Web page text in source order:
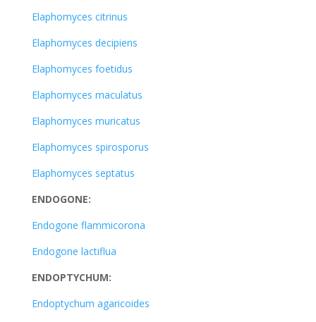
Elaphomyces citrinus
Elaphomyces decipiens
Elaphomyces foetidus
Elaphomyces maculatus
Elaphomyces muricatus
Elaphomyces spirosporus
Elaphomyces septatus
ENDOGONE:
Endogone flammicorona
Endogone lactiflua
ENDOPTYCHUM:
Endoptychum agaricoides